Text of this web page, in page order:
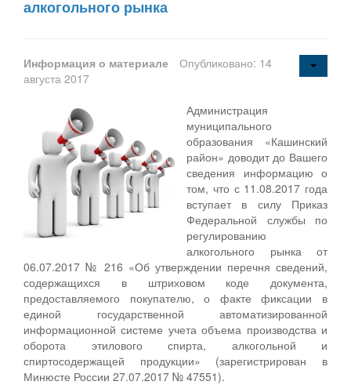
алкогольного рынка
Информация о материале
Опубликовано: 14
августа 2017
Администрация
муниципального
образования «Кашинский
район» доводит до Вашего
сведения информацию о
том, что с 11.08.2017 года
вступает в силу Приказ
Федеральной службы по
регулированию
алкогольного рынка от
06.07.2017 № 216 «Об утверждении перечня сведений,
содержащихся в штриховом коде документа,
предоставляемого покупателю, о факте фиксации в
единой государственной автоматизированной
информационной системе учета объема производства и
оборота этилового спирта, алкогольной и
спиртосодержащей продукции» (зарегистрирован в
Минюсте России 27.07.2017 № 47551).